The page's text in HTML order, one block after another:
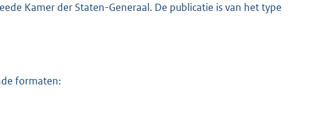
r
Kamer der Staten-Generaal. De publicatie is van het type
formaten: